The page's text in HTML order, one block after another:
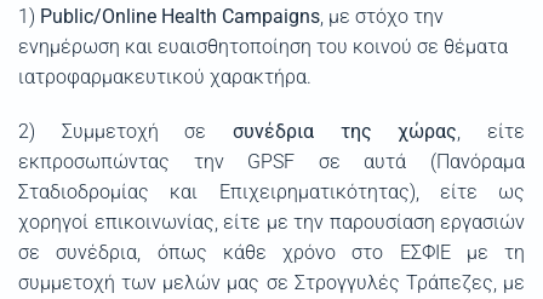
1) Public/Online Health Campaigns , με στόχο την
ενημέρωση και ευαισθητοποίηση του κοινού σε θέματα
ιατροφαρμακευτικού χαρακτήρα.
2) Συμμετοχή σε συνέδρια της χώρας , είτε
εκπροσωπώντας την GPSF σε αυτά (Πανόραμα
Σταδιοδρομίας και Επιχειρηματικότητας), είτε ως
χορηγοί επικοινωνίας, είτε με την παρουσίαση εργασιών
σε συνέδρια, όπως κάθε χρόνο στο ΕΣΦΙΕ με τη
συμμετοχή των μελών μας σε Στρογγυλές Τράπεζες, με